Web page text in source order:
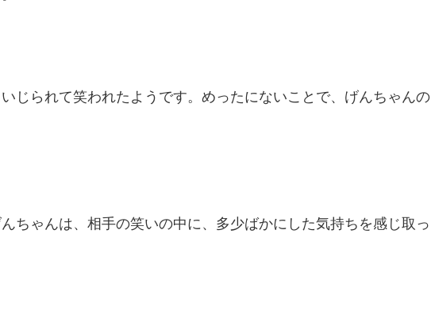
じられて笑われたようです。めったにないことで、げんちゃんの
ちゃんは、相手の笑いの中に、多少ばかにした気持ちを感じ取っ